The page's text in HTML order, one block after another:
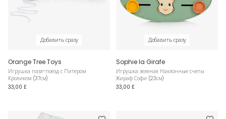
Добавить сразу
Orange Tree Toys
Игрушка пазл-поезд с Питером
Кроликом (37см)
33,00 £
Добавить сразу
Sophie la Girafe
Игрушка зеленая Наклонные счеты
Жираф Софи (23см)
33,00 £